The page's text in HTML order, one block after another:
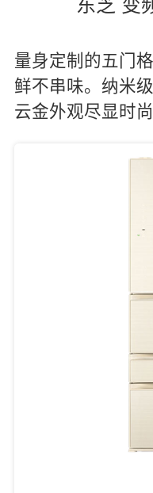
东芝 变
量身定制的五门
鲜不串味。纳米
云金外观尽显时尚